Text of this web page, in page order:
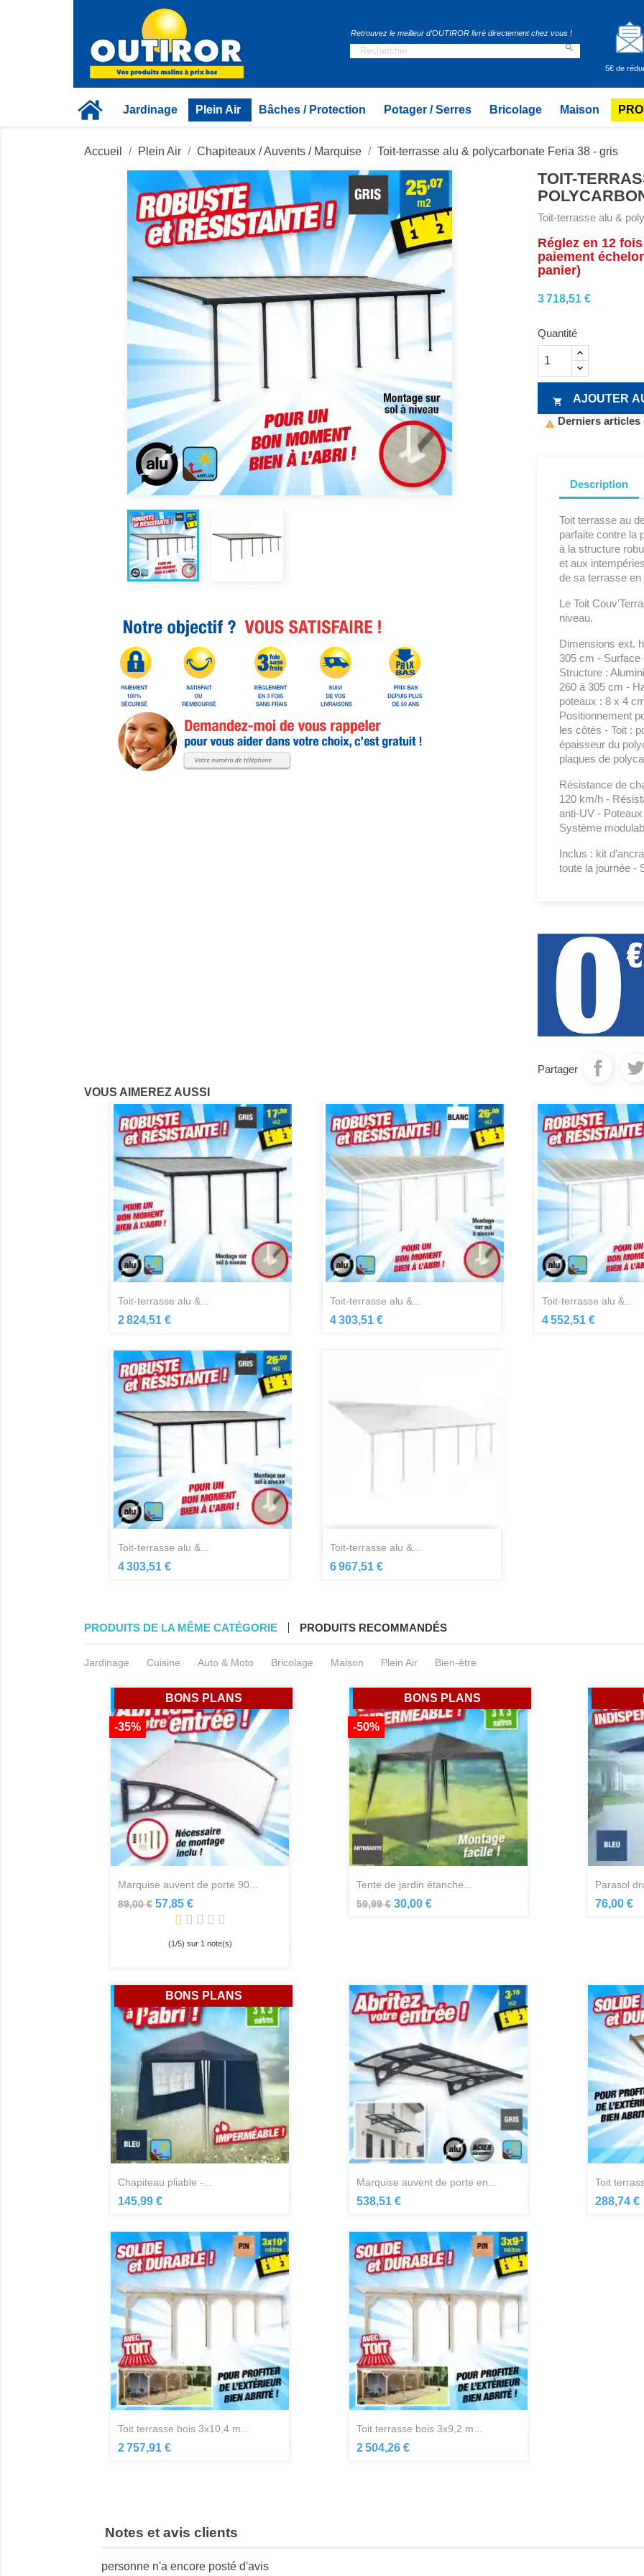
Retrouvez le meilleur d’OUTIROR livré directement chez vous !

5€ de
Jardinage Plein Air Bâches / Protection Potager / Serres Bricolage Maison
Accueil Plein Air Chapiteaux / Auvents / Marquise Toit-terrasse alu & polycarbonate Feria 38 - gris
TOIT-
Toit-terrasse alu &
Réglez en 12
paiement
panier)
3 718,51 €
Quantité
 AJOUTER
 Derniers articles
Description
Toit terrasse au
parfaite contre la
à la structure
et aux
de sa terrasse
Le Toit
niveau.
Dimensions ext.
305 cm - Surface
Structure :
260 à 305 cm -
poteaux : 8 x 4
Positionnement
les côtés - Toit :
épaisseur du
plaques de
Résistance de
120 km/h -
anti-UV -
Système
Inclus : kit
toute la journée -
Partager
VOUS AIMEREZ AUSSI
toit-terrasse alu &...
2 824,51 €
toit-terrasse alu &...
4 303,51 €
toit-terrasse alu &...
4 552,51 €
toit-terrasse alu &...
4 303,51 €
toit-terrasse alu &...
6 967,51 €
PRODUITS DE LA MÊME CATÉGORIE PRODUITS RECOMMANDÉS
Jardinage Cuisine Auto & Moto Bricolage Maison Plein Air Bien-être
marquise auvent de porte 90...
89,00 €
-35%
57,85 €
(1/5) sur 1 note(s)
BONS PLANS
tente de jardin étanche...
59,99 €
-50%
30,00 €
BONS PLANS
Aperçu rapide
parasol
76,00 €
chapiteau pliable -...
145,99 €
BONS PLANS

marquise auvent de porte en...
538,51 €

toit
288,74 €
toit terrasse bois 3x10,4 m...
2 757,91 €
Aperçu rapide
toit terrasse bois 3x9,2 m...
2 504,26 €
Aperçu rapide
Notes et avis clients
personne n'a encore posté d'avis